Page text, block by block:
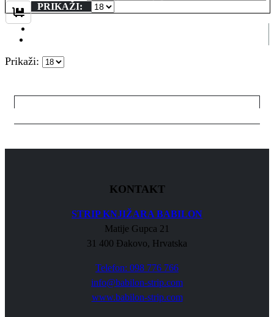
PRIKAŽI:
Prikaži:
KONTAKT
STRIP KNJIŽARA BABILON
Matije Gupca 21
31 400 Đakovo, Hrvatska
Telefon: 098 776 766
info@babilon-strip.com
www.babilon-strip.com